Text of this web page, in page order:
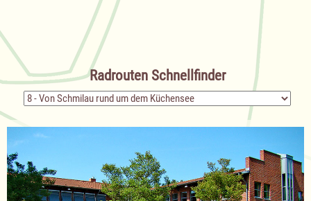
Radrouten Schnellfinder
Zielseite